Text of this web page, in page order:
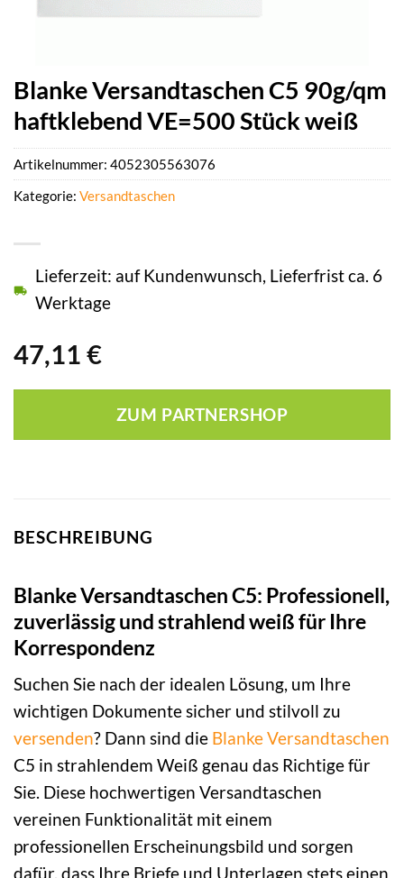
Blanke Versandtaschen C5 90g/qm
haftklebend VE=500 Stück weiß
47,11 €
Lieferzeit: auf Kundenwunsch, Lieferfrist ca. 6
Werktage
ZUM PARTNERSHOP
Artikelnummer: 4052305563076
Kategorie: Versandtaschen
BESCHREIBUNG
Blanke Versandtaschen C5: Professionell,
zuverlässig und strahlend weiß für Ihre
Korrespondenz
Suchen Sie nach der idealen Lösung, um Ihre
wichtigen Dokumente sicher und stilvoll zu
versenden? Dann sind die BlankeVersandtaschen
C5 in strahlendem Weiß genau das Richtige für
Sie. Diese hochwertigen Versandtaschen
vereinen Funktionalität mit einem
professionellen Erscheinungsbild und sorgen
dafür, dass Ihre Briefe und Unterlagen stets einen